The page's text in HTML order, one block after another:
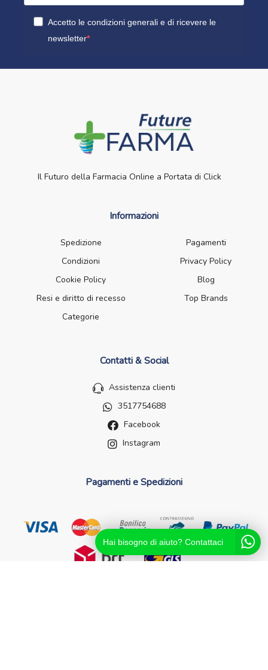
Accetto le condizioni generali e di ricevere le
newsletter
Il Futuro della Farmacia Online a Portata di Click
Informazioni
Spedizione
Pagamenti
Condizioni
Privacy Policy
Cookie Policy
Blog
Resi e diritto di recesso
Top Brands
Categorie
Contatti & Social
Assistenza clienti
3517754688
Facebook
Instagram
Pagamenti e Spedizioni
Hai bisogno di aiuto? Contattaci